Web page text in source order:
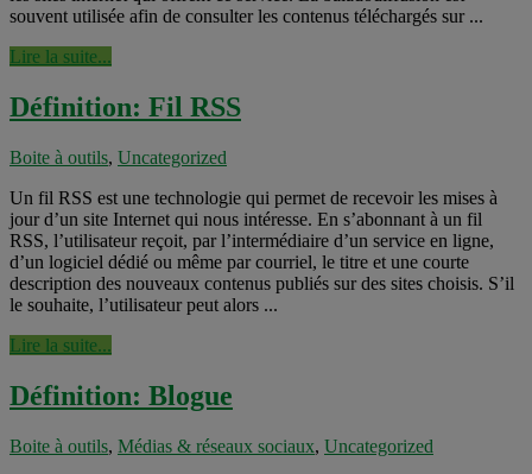
souvent utilisée afin de consulter les contenus téléchargés sur ...
Lire la suite...
Définition: Fil RSS
Boite à outils, Uncategorized
Un fil RSS est une technologie qui permet de recevoir les mises à
jour d’un site Internet qui nous intéresse. En s’abonnant à un fil
RSS, l’utilisateur reçoit, par l’intermédiaire d’un service en ligne,
d’un logiciel dédié ou même par courriel, le titre et une courte
description des nouveaux contenus publiés sur des sites choisis. S’il
le souhaite, l’utilisateur peut alors ...
Lire la suite...
Définition: Blogue
Boite à outils, Médias & réseaux sociaux, Uncategorized